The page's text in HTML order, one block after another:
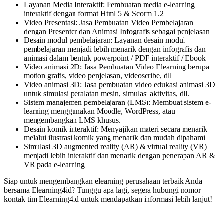
Layanan Media Interaktif: Pembuatan media e-learning
interaktif dengan format Html 5 & Scorm 1.2
Video Presentasi: Jasa Pembuatan Video Pembelajaran
dengan Presenter dan Animasi Infografis sebagai penjelasan
Desain modul pembelajaran: Layanan desain modul
pembelajaran menjadi lebih menarik dengan infografis dan
animasi dalam bentuk powerpoint / PDF interaktif / Ebook
Video animasi 2D: Jasa Pembuatan Video Elearning berupa
motion grafis, video penjelasan, videoscribe, dll
Video animasi 3D: Jasa pembuatan video edukasi animasi 3D
untuk simulasi peralatan mesin, simulasi aktivitas, dll.
Sistem manajemen pembelajaran (LMS): Membuat sistem e-
learning menggunakan Moodle, WordPress, atau
mengembangkan LMS khusus.
Desain komik interaktif: Menyajikan materi secara menarik
melalui ilustrasi komik yang menarik dan mudah dipahami
Simulasi 3D augmented reality (AR) & virtual reality (VR)
menjadi lebih interaktif dan menarik dengan penerapan AR &
VR pada e-learning
Siap untuk mengembangkan elearning perusahaan terbaik Anda
bersama Elearning4id? Tunggu apa lagi, segera hubungi nomor
kontak tim Elearning4id untuk mendapatkan informasi lebih lanjut!